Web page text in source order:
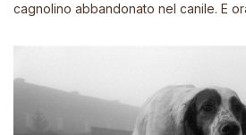
cagnolino abbandonato nel canile. E